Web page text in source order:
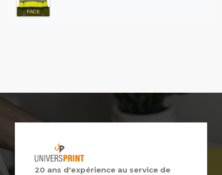
FACE
20 ans d'expérience au service de